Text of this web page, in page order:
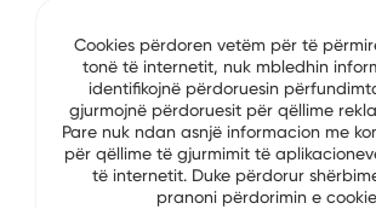
E-mail
Cookies përdoren vetëm për të
tonë të internetit, nuk mbledhin
identifikojnë përdoruesin
gjurmojnë përdoruesit për qëllime
Pare nuk ndan asnjë informacion me
për qëllime të gjurmimit të
të internetit. Duke përdorur
pranoni përdorimin e